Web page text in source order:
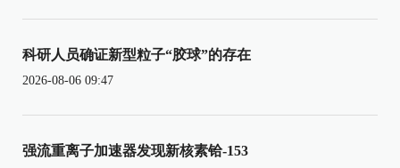
科研人员确证新型粒子“胶球”的存在
2026-08-06 09:47
强流重离子加速器发现新核素铪-153